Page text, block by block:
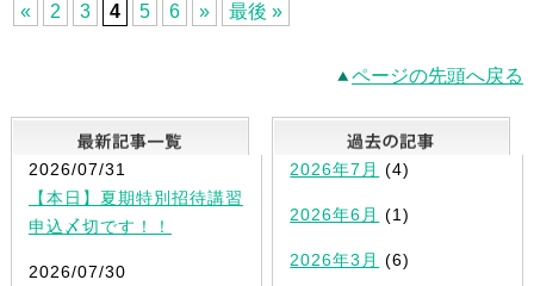
«
2 3 4 5 6 » 最後 »
ページの先頭へ戻る
最新記事一覧
2026/07/31
【本日】夏期特別招待講習
申込〆切です！！
2026/07/30
2026年7月 (4)
2026年6月 (1)
2026年3月 (6)